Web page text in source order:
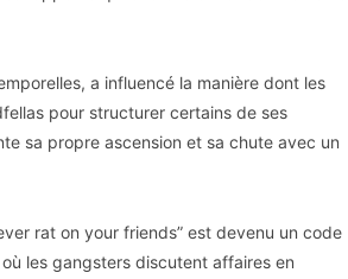
a influencé la manière dont les
pour structurer certains de ses
sa propre ascension et sa chute avec un
rat on your friends” est devenu un code
les gangsters discutent affaires en